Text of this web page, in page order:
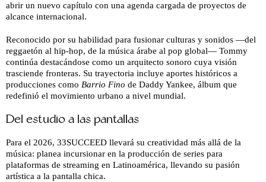
abrir un nuevo capítulo con una agenda cargada de proyectos de
alcance internacional.
Reconocido por su habilidad para fusionar culturas y sonidos —del
reggaetón al hip-hop, de la música árabe al pop global— Tommy
continúa destacándose como un arquitecto sonoro cuya visión
trasciende fronteras. Su trayectoria incluye aportes históricos a
producciones como Barrio Fino de Daddy Yankee, álbum que
redefinió el movimiento urbano a nivel mundial.
Del estudio a las pantallas
Para el 2026, 33SUCCEED llevará su creatividad más allá de la
música: planea incursionar en la producción de series para
plataformas de streaming en Latinoamérica, llevando su pasión
artística a la pantalla chica.